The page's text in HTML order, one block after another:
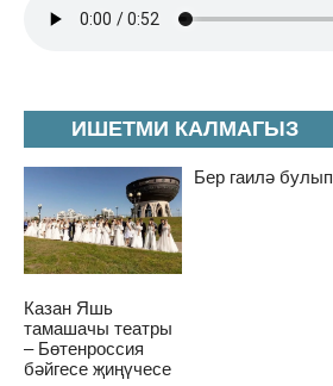
ИШЕТМИ КАЛМАГЫЗ
Бер гаилә булып
Казан Яшь
тамашачы театры
– Бөтенроссия
бәйгесе җиңүчесе